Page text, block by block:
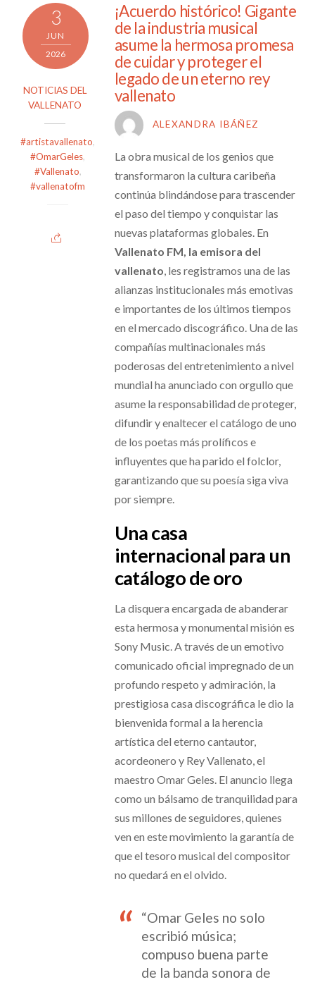
3
JUN
2026
NOTICIAS DEL
VALLENATO
#artistavallenato,
#OmarGeles,
#Vallenato,
#vallenatofm
¡Acuerdo histórico! Gigante
de la industria musical
asume la hermosa promesa
de cuidar y proteger el
legado de un eterno rey
vallenato
ALEXANDRA IBÁÑEZ
La obra musical de los genios que
transformaron la cultura caribeña
continúa blindándose para trascender
el paso del tiempo y conquistar las
nuevas plataformas globales. En
Vallenato FM, la emisora del
vallenato , les registramos una de las
alianzas institucionales más emotivas
e importantes de los últimos tiempos
en el mercado discográfico. Una de las
compañías multinacionales más
poderosas del entretenimiento a nivel
mundial ha anunciado con orgullo que
asume la responsabilidad de proteger,
difundir y enaltecer el catálogo de uno
de los poetas más prolíficos e
influyentes que ha parido el folclor,
garantizando que su poesía siga viva
por siempre.
Una casa
internacional para un
catálogo de oro
La disquera encargada de abanderar
esta hermosa y monumental misión es
Sony Music. A través de un emotivo
comunicado oficial impregnado de un
profundo respeto y admiración, la
prestigiosa casa discográfica le dio la
bienvenida formal a la herencia
artística del eterno cantautor,
acordeonero y Rey Vallenato, el
maestro Omar Geles. El anuncio llega
como un bálsamo de tranquilidad para
sus millones de seguidores, quienes
ven en este movimiento la garantía de
que el tesoro musical del compositor
no quedará en el olvido.
“Omar Geles no solo
escribió música;
compuso buena parte
de la banda sonora de